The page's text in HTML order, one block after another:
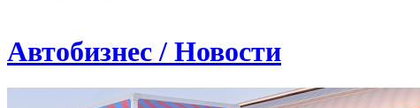
Автобизнес / Новости